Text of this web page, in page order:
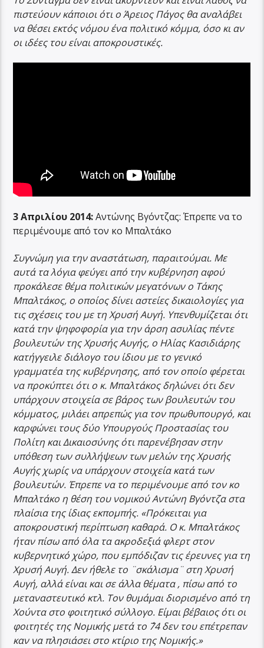
πιστεύουν κάποιοι ότι ο Άρειος Πάγος θα αναλάβει
να θέσει εκτός νόμου ένα πολιτικό κόμμα, όσο κι αν
οι ιδέες του είναι αποκρουστικές.
3 Απριλίου 2014:Αντώνης Βγόντζας: Έπρεπε να το
περιμένουμε από τον κο Μπαλτάκο
Συγνώμη για την αναστάτωση, παραιτούμαι. Με
αυτά τα λόγια φεύγει από την κυβέρνηση αφού
προκάλεσε θέμα πολιτικών μεγατόνων ο Τάκης
Μπαλτάκος, ο οποίος δίνει αστείες δικαιολογίες για
τις σχέσεις του με τη Χρυσή Αυγή. Υπενθυμίζεται ότι
κατά την ψηφοφορία για την άρση ασυλίας πέντε
βουλευτών της Χρυσής Αυγής, ο Ηλίας Κασιδιάρης
κατήγγειλε διάλογο του ίδιου με το γενικό
γραμματέα της κυβέρνησης, από τον οποίο φέρεται
να προκύπτει ότι ο κ. Μπαλτάκος δηλώνει ότι δεν
υπάρχουν στοιχεία σε βάρος των βουλευτών του
κόμματος, μιλάει απρεπώς για τον πρωθυπουργό, και
καρφώνει τους δύο Υπουργούς Προστασίας του
Πολίτη και Δικαιοσύνης ότι παρενέβησαν στην
υπόθεση των συλλήψεων των μελών της Χρυσής
Αυγής χωρίς να υπάρχουν στοιχεία κατά των
βουλευτών. Έπρεπε να το περιμένουμε από τον κο
Μπαλτάκο η θέση του νομικού Αντώνη Βγόντζα στα
πλαίσια της ίδιας εκπομπής. «Πρόκειται για
αποκρουστική περίπτωση καθαρά. Ο κ. Μπαλτάκος
ήταν πίσω από όλα τα ακροδεξιά φλερτ στον
κυβερνητικό χώρο, που εμπόδιζαν τις έρευνες για τη
Χρυσή Αυγή. Δεν ήθελε το ¨σκάλισμα¨ στη Χρυσή
Αυγή, αλλά είναι και σε άλλα θέματα , πίσω από το
μεταναστευτικό κτλ. Τον θυμάμαι διορισμένο από τη
Χούντα στο φοιτητικό σύλλογο. Είμαι βέβαιος ότι οι
φοιτητές της Νομικής μετά το ΄74 δεν του επέτρεπαν
καν να πλησιάσει στο κτίριο της Νομικής.»